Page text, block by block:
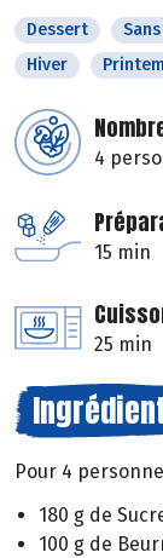
Dessert
Hiver
4
15 min
25 min
Pour 4
180 g de
100 g de